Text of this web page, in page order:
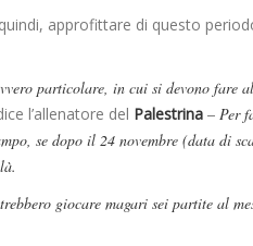
approfittare di questo
particolare, in cui si devono fare
l’allenatore del Palestrina – Per
se dopo il 24 novembre (data di
giocare magari sei partite al